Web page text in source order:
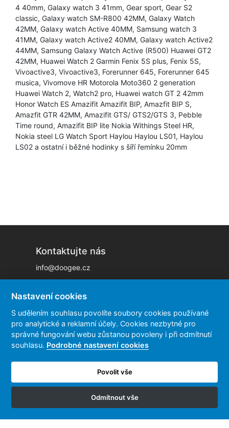
4 40mm, Galaxy watch 3 41mm, Gear sport, Gear S2
classic, Galaxy watch SM-R800 42MM, Galaxy Watch
42MM, Galaxy watch Active 40MM, Samsung watch 3
41MM, Galaxy watch Active2 40MM, Galaxy watch Active2
44MM, Samsung Galaxy Watch Active (R500) Huawei GT2
42MM, Huawei Watch 2 Garmin Fenix 5S plus, Fenix 5S,
Vivoactive3, Vivoactive3, Forerunner 645, Forerunner 645
musica, Vivomove HR Motorola Moto360 2 generation
Huawei Watch 2, Watch2 pro, Huawei watch GT 2 42mm
Honor Watch ES Amazifit Amazifit BIP, Amazfit BIP S,
Amazfit GTR 42MM, Amazifit GTS/ GTS2/GTS 3, Pebble
Time round, Amazifit BIP lite Nokia Withings Steel HR,
Nokia steel LG Watch Sport Haylou Haylou LS01, Haylou
LS02 a ostatní i běžné hodinky s šíří řemínku 20mm
Kontaktujte nás
info@doogee.cz
Dokumenty
Obchodní podmínky
Reklamace a vrácení zboží
Zpracování osobních údajů
Informace
Kontaktní informace
Nastavení cookies
S udělením souhlasu povolíte soubory cookies používané
pro analytické a reklamní účely. Cookies nezbytné pro
správné fungování webu zůstanou povoleny i při odmítnutí
souhlasu. Podrobné nastavení cookies
Povolit vše
Odmítnout vše